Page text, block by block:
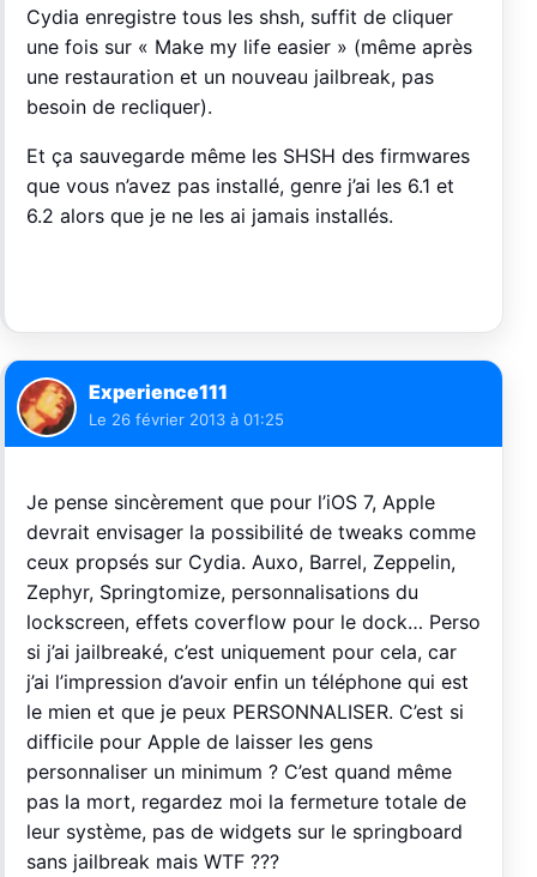
Cydia enregistre tous les shsh, suffit de cliquer
une fois sur « Make my life easier » (même après
une restauration et un nouveau jailbreak, pas
besoin de recliquer).
Et ça sauvegarde même les SHSH des firmwares
que vous n’avez pas installé, genre j’ai les 6.1 et
6.2 alors que je ne les ai jamais installés.
Experience111
Le 26 février 2013 à 01:25
Je pense sincèrement que pour l’iOS 7, Apple
devrait envisager la possibilité de tweaks comme
ceux propsés sur Cydia. Auxo, Barrel, Zeppelin,
Zephyr, Springtomize, personnalisations du
lockscreen, effets coverflow pour le dock… Perso
si j’ai jailbreaké, c’est uniquement pour cela, car
j’ai l’impression d’avoir enfin un téléphone qui est
le mien et que je peux PERSONNALISER. C’est si
difficile pour Apple de laisser les gens
personnaliser un minimum ? C’est quand même
pas la mort, regardez moi la fermeture totale de
leur système, pas de widgets sur le springboard
sans jailbreak mais WTF ???